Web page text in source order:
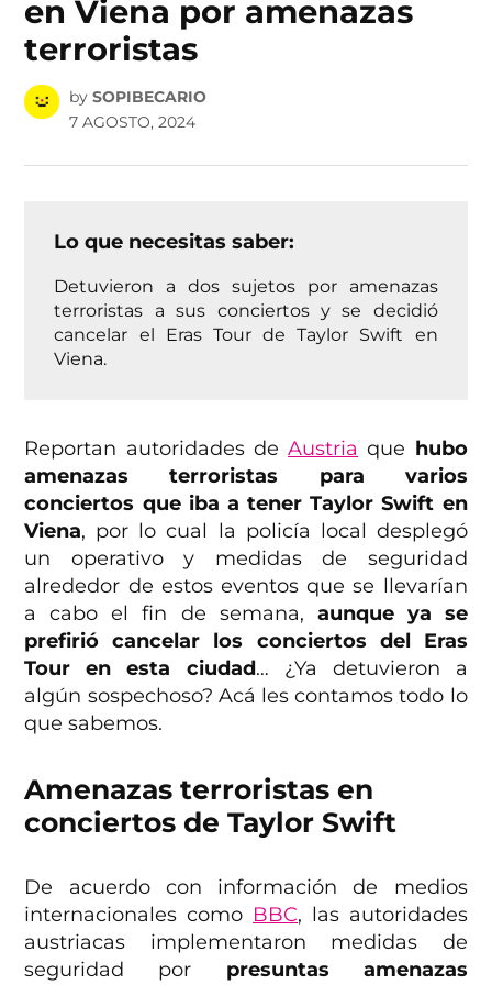
en Viena por amenazas
terroristas
by SOPIBECARIO
7 AGOSTO, 2024
Lo que necesitas saber:
Detuvieron a dos sujetos por amenazas
terroristas a sus conciertos y se decidió
cancelar el Eras Tour de Taylor Swift en
Viena.
Reportan autoridades deAustria que hubo
amenazas terroristas para varios
conciertos que iba a tener Taylor Swift en
Viena, por lo cual la policía local desplegó
un operativo y medidas de seguridad
alrededor de estos eventos que se llevarían
a cabo el fin de semana, aunque ya se
prefirió cancelar los conciertos del Eras
Tour en esta ciudad… ¿Ya detuvieron a
algún sospechoso? Acá les contamos todo lo
que sabemos.
Amenazas terroristas en
conciertos de Taylor Swift
De acuerdo con información de medios
internacionales como BBC, las autoridades
austriacas implementaron medidas de
seguridad por presuntas amenazas